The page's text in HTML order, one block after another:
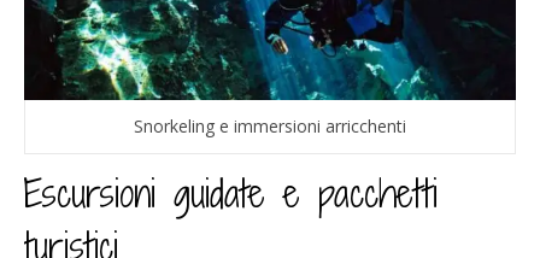
Snorkeling e immersioni arricchenti
Escursioni guidate e pacchetti
turistici